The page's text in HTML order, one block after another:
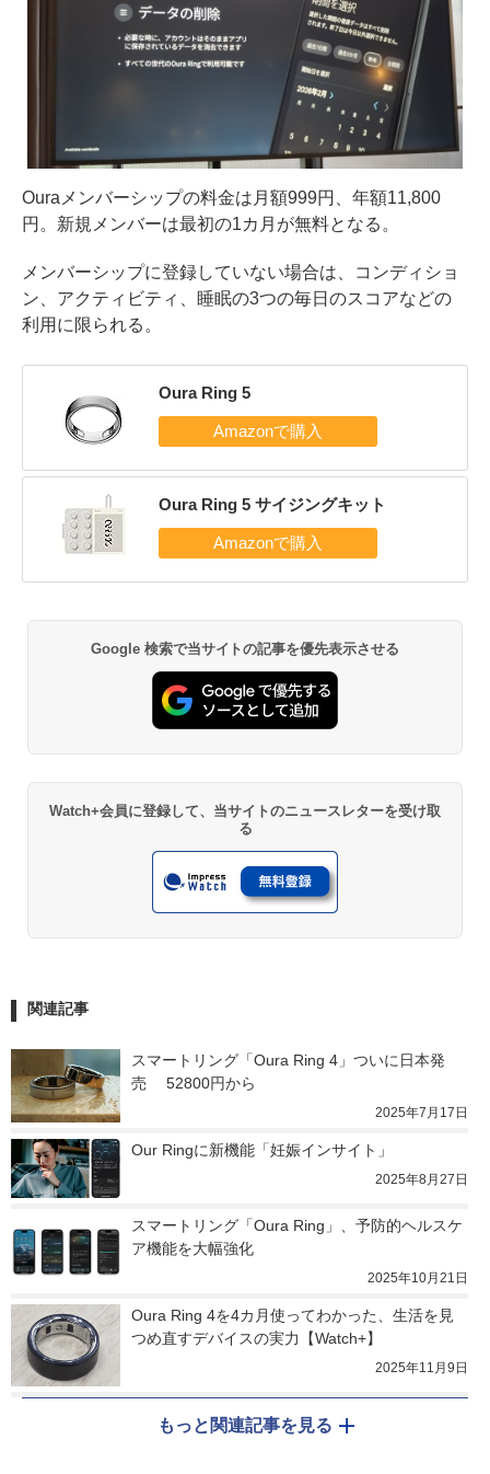
Ouraメンバーシップの料金は月額999円、年額11,800
円。新規メンバーは最初の1カ月が無料となる。
メンバーシップに登録していない場合は、コンディショ
ン、アクティビティ、睡眠の3つの毎日のスコアなどの
利用に限られる。
Oura Ring 5
Oura Ring 5 サイジングキット
Google 検索で当サイトの記事を優先表示させる
Watch+会員に登録して、当サイトのニュースレターを受け取
る
関連記事
スマートリング「Oura Ring 4」ついに日本発
売　 52800円から
2025年7月17日
Our Ringに新機能「妊娠インサイト」
2025年8月27日
スマートリング「Oura Ring」、予防的ヘルスケ
ア機能を大幅強化
2025年10月21日
Oura Ring 4を4カ月使ってわかった、生活を見
つめ直すデバイスの実力【Watch+】
2025年11月9日
もっと関連記事を見る